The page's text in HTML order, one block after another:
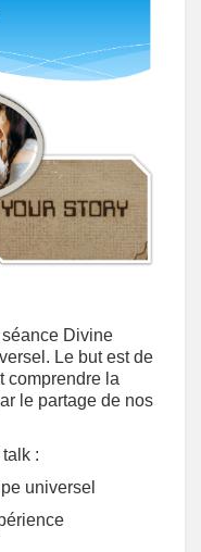
Divine
Le but est de
comprendre la
le partage de nos
:
universel